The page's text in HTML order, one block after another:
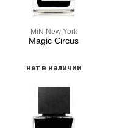
MiN New York
Magic Circus
нет в наличии